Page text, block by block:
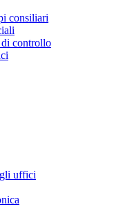
consiliari
controllo
uffici